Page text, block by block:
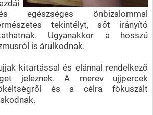
egészséges önbizalommal
tekintélyt, sőt irányító
Ugyanakkor a hosszú
is árulkodnak.
kitartással és elánnal rendelkező
jeleznek. A merev ujjpercek
és a célra fókuszált